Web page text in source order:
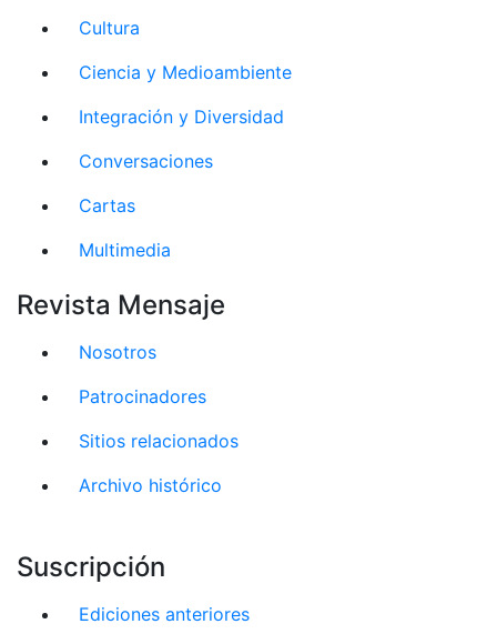
Cultura
Ciencia y Medioambiente
Integración y Diversidad
Conversaciones
Cartas
Multimedia
Revista Mensaje
Nosotros
Patrocinadores
Sitios relacionados
Archivo histórico
Suscripción
Ediciones anteriores